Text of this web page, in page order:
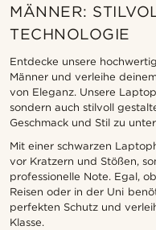
MÄNNER:
TECHNOLOGIE
Entdecke unsere
Männer und verleihe
von Eleganz. Unsere
sondern auch stilvoll
Geschmack und Stil zu
Mit einer schwarzen
vor Kratzern und Stößen,
professionelle Note. Egal,
Reisen oder in der Uni
perfekten Schutz und
Klasse.